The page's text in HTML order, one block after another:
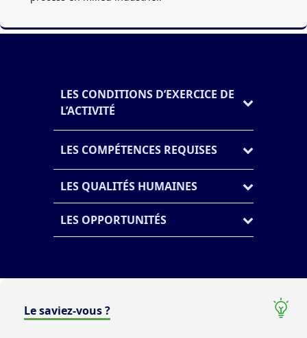
LES CONDITIONS D’EXERCICE DE
L’ACTIVITÉ
LES COMPÉTENCES REQUISES
LES QUALITÉS HUMAINES
LES OPPORTUNITÉS
Le saviez-vous ?